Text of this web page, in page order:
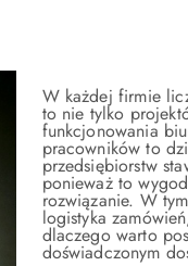
W każdej firmie
to nie tylko
funkcjonowania
pracowników to
przedsiębiorstw
ponieważ to
rozwiązanie. W
logistyka
dlaczego warto
doświadczonym